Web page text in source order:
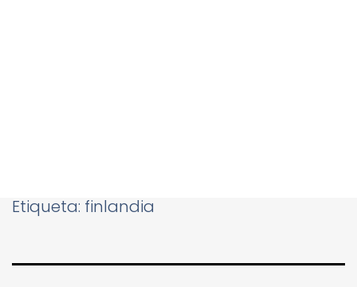
Etiqueta: finlandia